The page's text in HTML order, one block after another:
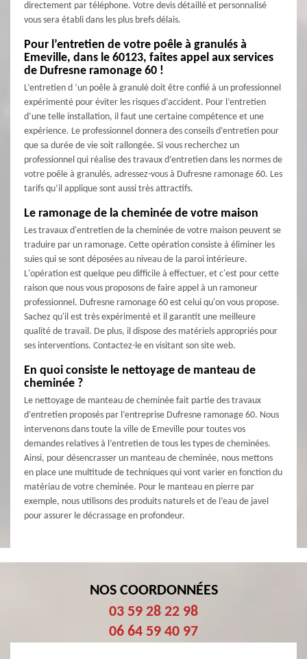
directement par téléphone. Votre devis détaillé et personnalisé
vous sera établi dans les plus brefs délais.
Pour l’entretien de votre poêle à granulés à
Emeville, dans le 60123, faites appel aux services
de Dufresne ramonage 60 !
L’entretien d ’un poêle à granulé doit être confié à un professionnel
expérimenté pour éviter les risques d’accident. Pour l’entretien
d’une telle installation, il faut une certaine compétence et une
expérience. Le professionnel donnera des conseils d’entretien pour
que sa durée de vie soit rallongée. Si vous recherchez un
professionnel qui réalise des travaux d’entretien dans les normes de
votre poêle à granulés, adressez-vous à Dufresne ramonage 60. Les
tarifs qu’il applique sont aussi très attractifs.
Le ramonage de la cheminée de votre maison
Les travaux d'entretien de la cheminée de votre maison peuvent se
traduire par un ramonage. Cette opération consiste à éliminer les
suies qui se sont déposées au niveau de la paroi intérieure.
L'opération est quelque peu difficile à effectuer, et c'est pour cette
raison que nous vous proposons de faire appel à un ramoneur
professionnel. Dufresne ramonage 60 est celui qu'on vous propose.
Sachez qu'il est très expérimenté et il garantit une meilleure
qualité de travail. De plus, il dispose des matériels appropriés pour
ses interventions. Contactez-le en visitant son site web.
En quoi consiste le nettoyage de manteau de
cheminée ?
Le nettoyage de manteau de cheminée fait partie des travaux
d’entretien proposés par l’entreprise Dufresne ramonage 60. Nous
intervenons dans toute la ville de Emeville pour toutes vos
demandes relatives à l’entretien de tous les types de cheminées.
Ainsi, pour désencrasser un manteau de cheminée, nous mettons
en place une multitude de techniques qui vont varier en fonction du
matériau de votre cheminée. Pour le manteau en pierre par
exemple, nous utilisons des produits naturels et de l’eau de javel
pour assurer le décrassage en profondeur.
NOS COORDONNÉES
03 59 28 22 98
06 64 59 40 97